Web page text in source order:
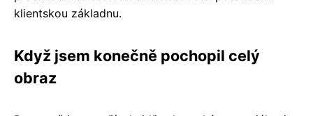
klientskou základnu.
Když jsem konečně pochopil celý
obraz